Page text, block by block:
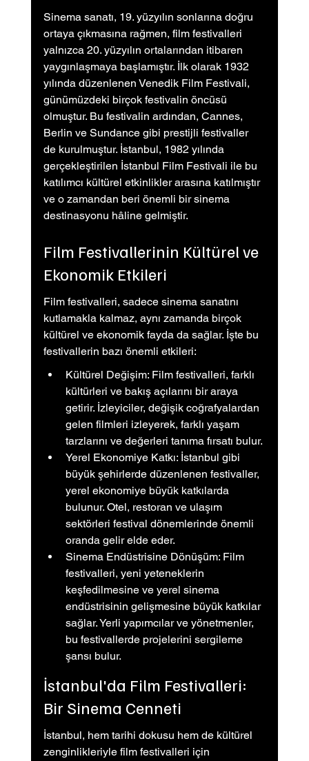
Sinema sanatı, 19. yüzyılın sonlarına doğru
ortaya çıkmasına rağmen, film festivalleri
yalnızca 20. yüzyılın ortalarından itibaren
yaygınlaşmaya başlamıştır. İlk olarak 1932
yılında düzenlenen Venedik Film Festivali,
günümüzdeki birçok festivalin öncüsü
olmuştur. Bu festivalin ardından, Cannes,
Berlin ve Sundance gibi prestijli festivaller
de kurulmuştur. İstanbul, 1982 yılında
gerçekleştirilen İstanbul Film Festivali ile bu
katılımcı kültürel etkinlikler arasına katılmıştır
ve o zamandan beri önemli bir sinema
destinasyonu hâline gelmiştir.
Film Festivallerinin Kültürel ve
Ekonomik Etkileri
Film festivalleri, sadece sinema sanatını
kutlamakla kalmaz, aynı zamanda birçok
kültürel ve ekonomik fayda da sağlar. İşte bu
festivallerin bazı önemli etkileri:
Kültürel Değişim: Film festivalleri, farklı
kültürleri ve bakış açılarını bir araya
getirir. İzleyiciler, değişik coğrafyalardan
gelen filmleri izleyerek, farklı yaşam
tarzlarını ve değerleri tanıma fırsatı bulur.
Yerel Ekonomiye Katkı: İstanbul gibi
büyük şehirlerde düzenlenen festivaller,
yerel ekonomiye büyük katkılarda
bulunur. Otel, restoran ve ulaşım
sektörleri festival dönemlerinde önemli
oranda gelir elde eder.
Sinema Endüstrisine Dönüşüm: Film
festivalleri, yeni yeteneklerin
keşfedilmesine ve yerel sinema
endüstrisinin gelişmesine büyük katkılar
sağlar. Yerli yapımcılar ve yönetmenler,
bu festivallerde projelerini sergileme
şansı bulur.
İstanbul'da Film Festivalleri:
Bir Sinema Cenneti
İstanbul, hem tarihi dokusu hem de kültürel
zenginlikleriyle film festivalleri için